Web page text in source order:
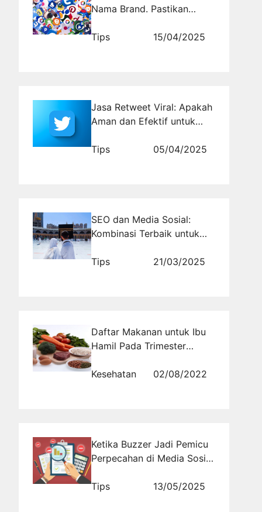
Nama Brand. Pastikan
Tips
15/04/2025
Jasa Retweet Viral: Apakah
Aman dan Efektif untuk
Tips
05/04/2025
SEO dan Media Sosial:
Kombinasi Terbaik untuk
Haji
Tips 21/03/2025
Daftar Makanan untuk Ibu
Hamil Pada Trimester
Kesehatan
02/08/2022
Ketika Buzzer Jadi Pemicu
Perpecahan di Media Sosial
Tips
13/05/2025